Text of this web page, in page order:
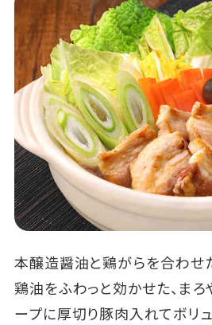
本醸造醤油と鶏がらを合わせ
鶏油をふわっと効かせた、ま
ープに厚切り豚肉入れてボリ